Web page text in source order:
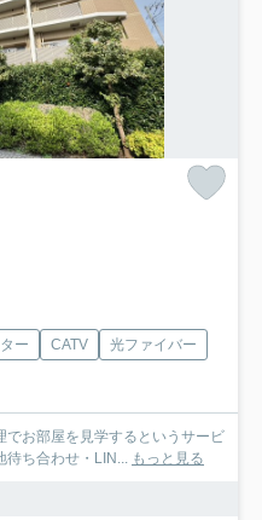
ー CATV
光ファイバー
お部屋を見学するというサービ
待ち合わせ・LIN... もっと見る